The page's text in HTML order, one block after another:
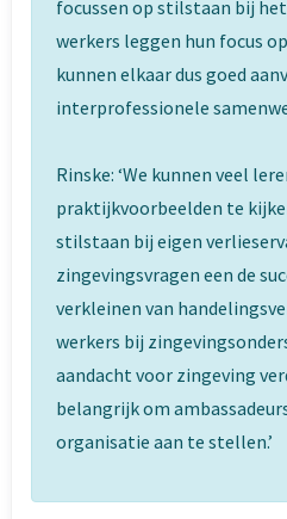
focussen op stilstaan bij
werkers leggen hun focus
kunnen elkaar dus goed
interprofessionele
Rinske: ‘We kunnen veel
praktijkvoorbeelden te
stilstaan bij eigen
zingevingsvragen een de
verkleinen van
werkers bij
aandacht voor zingeving
belangrijk om
organisatie aan te stellen.’